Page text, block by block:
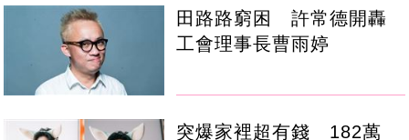
田路路窮困 許常德開轟
工會理事長曹雨婷
突爆家裡超有錢 182萬